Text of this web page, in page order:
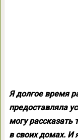
Я долгое время
предоставляла
могу рассказать
в своих домах. И